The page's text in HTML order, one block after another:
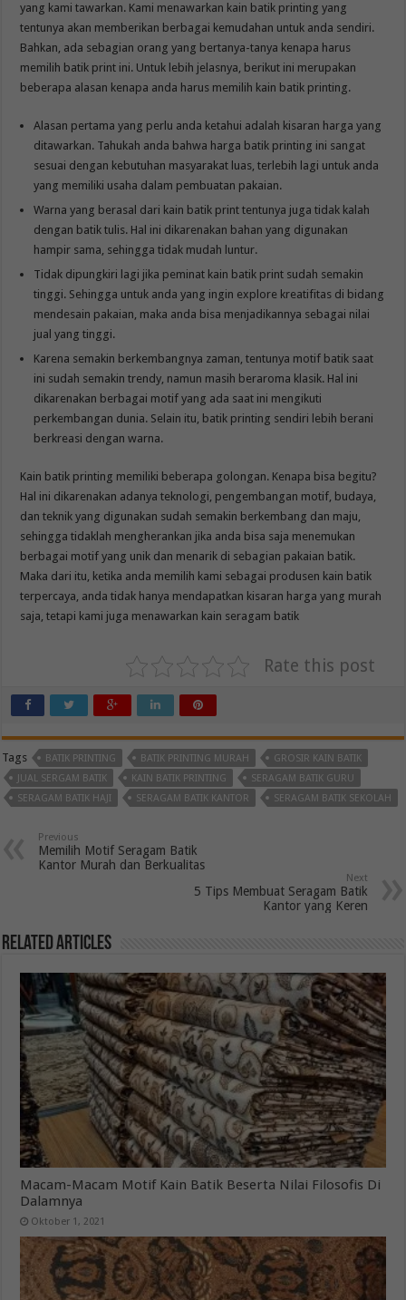
yang kami tawarkan. Kami menawarkan kain batik printing yang
tentunya akan memberikan berbagai kemudahan untuk anda sendiri.
Bahkan, ada sebagian orang yang bertanya-tanya kenapa harus
memilih batik print ini. Untuk lebih jelasnya, berikut ini merupakan
beberapa alasan kenapa anda harus memilih kain batik printing.
Alasan pertama yang perlu anda ketahui adalah kisaran harga yang
ditawarkan. Tahukah anda bahwa harga batik printing ini sangat
sesuai dengan kebutuhan masyarakat luas, terlebih lagi untuk anda
yang memiliki usaha dalam pembuatan pakaian.
Warna yang berasal dari kain batik print tentunya juga tidak kalah
dengan batik tulis. Hal ini dikarenakan bahan yang digunakan
hampir sama, sehingga tidak mudah luntur.
Tidak dipungkiri lagi jika peminat kain batik print sudah semakin
tinggi. Sehingga untuk anda yang ingin explore kreatifitas di bidang
mendesain pakaian, maka anda bisa menjadikannya sebagai nilai
jual yang tinggi.
Karena semakin berkembangnya zaman, tentunya motif batik saat
ini sudah semakin trendy, namun masih beraroma klasik. Hal ini
dikarenakan berbagai motif yang ada saat ini mengikuti
perkembangan dunia. Selain itu, batik printing sendiri lebih berani
berkreasi dengan warna.
Kain batik printing memiliki beberapa golongan. Kenapa bisa begitu?
Hal ini dikarenakan adanya teknologi, pengembangan motif, budaya,
dan teknik yang digunakan sudah semakin berkembang dan maju,
sehingga tidaklah mengherankan jika anda bisa saja menemukan
berbagai motif yang unik dan menarik di sebagian pakaian batik.
Maka dari itu, ketika anda memilih kami sebagai produsen kain batik
terpercaya, anda tidak hanya mendapatkan kisaran harga yang murah
saja, tetapi kami juga menawarkan kain seragam batik
Rate this post
Tags BATIK PRINTING BATIK PRINTING MURAH
GROSIR KAIN BATIK
JUAL SERGAM BATIK
KAIN BATIK PRINTING
SERAGAM BATIK GURU
SERAGAM BATIK HAJI
SERAGAM BATIK KANTOR SERAGAM BATIK SEKOLAH
Previous
Memilih Motif Seragam Batik
Kantor Murah dan Berkualitas
Next
5 Tips Membuat Seragam Batik
Kantor yang Keren
Related Articles
Macam-Macam Motif Kain Batik Beserta Nilai Filosofis Di
Dalamnya
Oktober 1, 2021